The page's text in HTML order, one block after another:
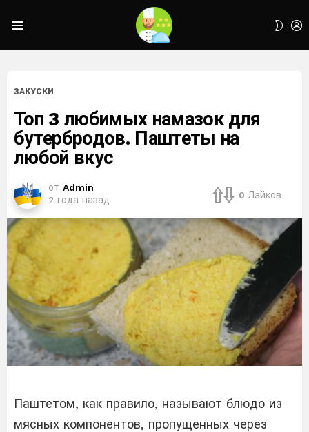
ЗАКУСКИ
Топ 3 любимых намазок для
бутербродов. Паштеты на
любой вкус
от Admin
2 года назад
0 Лайков
Паштетом, как правило, называют блюдо из
мясных компонентов, пропущенных через